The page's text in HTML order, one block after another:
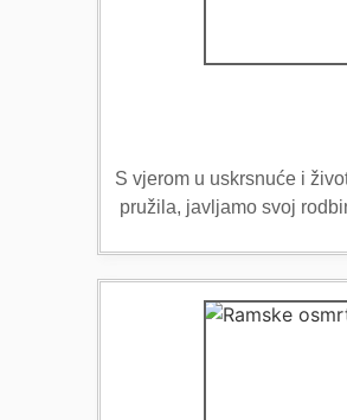
S vjerom u uskrsnuće i
pružila, javljamo svoj